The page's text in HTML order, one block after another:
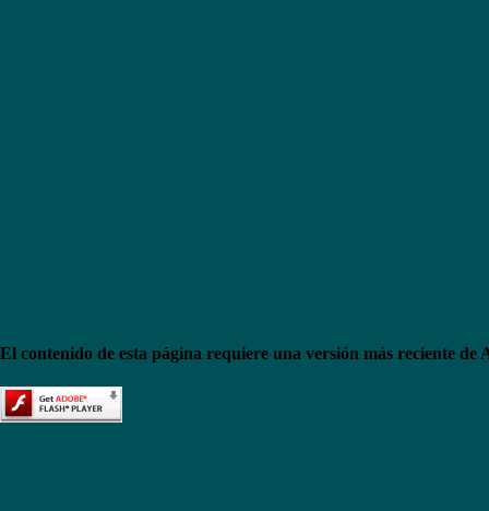
El contenido de esta página requiere una versión más reciente de